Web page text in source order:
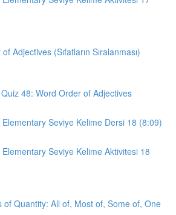
Adjectives (Sıfatların Sıralanması)
48: Word Order of Adjectives
Seviye Kelime Dersi 18 (8:09)
Seviye Kelime Aktivitesi 18
of Quantity: All of, Most of, Some of, One